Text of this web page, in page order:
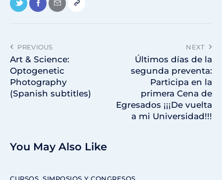
PREVIOUS
Art & Science:
Optogenetic
Photography
(Spanish subtitles)
NEXT
Últimos días de la
segunda preventa:
Participa en la
primera Cena de
Egresados ¡¡¡De vuelta
a mi Universidad!!!
You May Also Like